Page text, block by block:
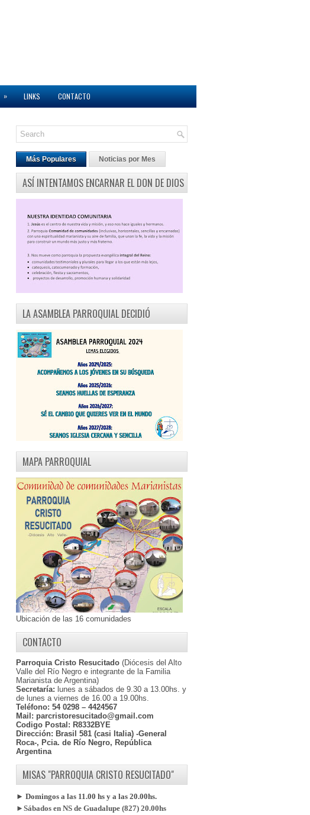
» LINKS CONTACTO
Más Populares Noticias por Mes
ASÍ INTENTAMOS ENCARNAR EL DON DE DIOS
LA ASAMBLEA PARROQUIAL DECIDIÓ
MAPA PARROQUIAL
Ubicación de las 16 comunidades
CONTACTO
Parroquia Cristo Resucitado (Diócesis del Alto
Valle del Río Negro e integrante de la Familia
Marianista de Argentina)
Secretaría: lunes a sábados de 9.30 a 13.00hs. y
de lunes a viernes de 16.00 a 19.00hs.
Teléfono: 54 0298 – 4424567
Mail: parcristoresucitado@gmail.com
Codigo Postal: R8332BYE
Dirección: Brasil 581 (casi Italia) -General
Roca-, Pcia. de Río Negro, República
Argentina
MISAS "PARROQUIA CRISTO RESUCITADO"
► Domingos a las 11.00 hs y a las 20.00hs.
►Sábados en NS de Guadalupe (827) 20.00hs